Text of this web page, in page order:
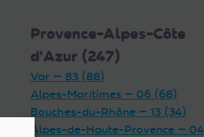
Provence-Alpes-Côte
d'Azur (247)
Var — 83 (88)
Alpes-Maritimes — 06 (68)
Bouches-du-Rhône — 13 (34)
Alpes-de-Haute-Provence — 04